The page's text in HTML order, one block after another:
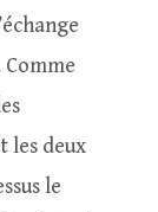
les deux
le